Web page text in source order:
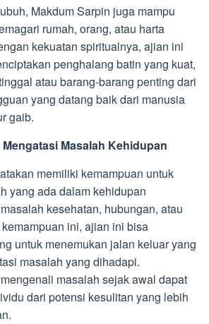
Makdum Sarpin juga mampu
rumah, orang, atau harta
kekuatan spiritualnya, ajian ini
penghalang batin yang kuat,
atau barang-barang penting dari
yang datang baik dari manusia
gaib.
Masalah Kehidupan
memiliki kemampuan untuk
yang ada dalam kehidupan
kesehatan, hubungan, atau
ini, ajian ini bisa
untuk menemukan jalan keluar yang
masalah yang dihadapi.
masalah sejak awal dapat
dari potensi kesulitan yang lebih